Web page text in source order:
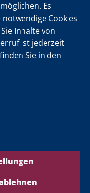
Es
Cookies
Inhalte von
ist jederzeit
Sie in den